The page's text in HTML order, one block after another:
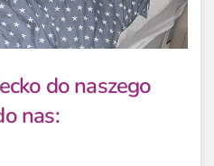
do naszego
nas: